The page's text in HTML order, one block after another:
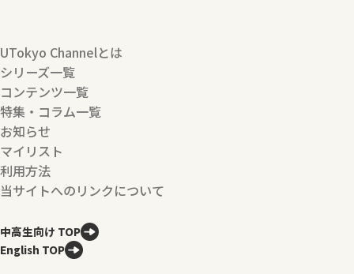
UTokyo Channelとは
シリーズ一覧
コンテンツ一覧
特集・コラム一覧
お知らせ
マイリスト
利用方法
当サイトへのリンクについて
中高生向け TOP
English TOP